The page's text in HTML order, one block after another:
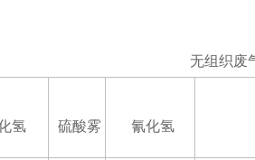
无组织废
氢 硫酸雾 氰化氢